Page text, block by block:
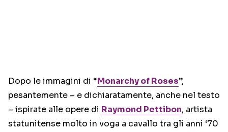
Dopo le immagini di “Monarchy of Roses”,
pesantemente – e dichiaratamente, anche nel testo
– ispirate alle opere di Raymond Pettibon, artista
statunitense molto in voga a cavallo tra gli anni ‘70